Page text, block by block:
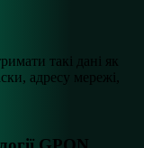
такі дані як
адресу мережі,